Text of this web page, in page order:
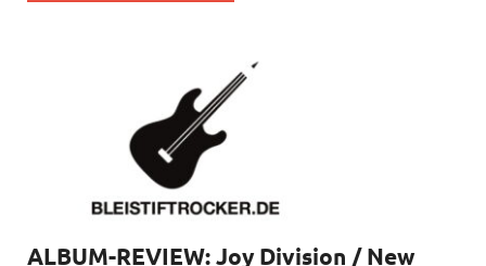
ALBUM-REVIEW: Joy Division / New